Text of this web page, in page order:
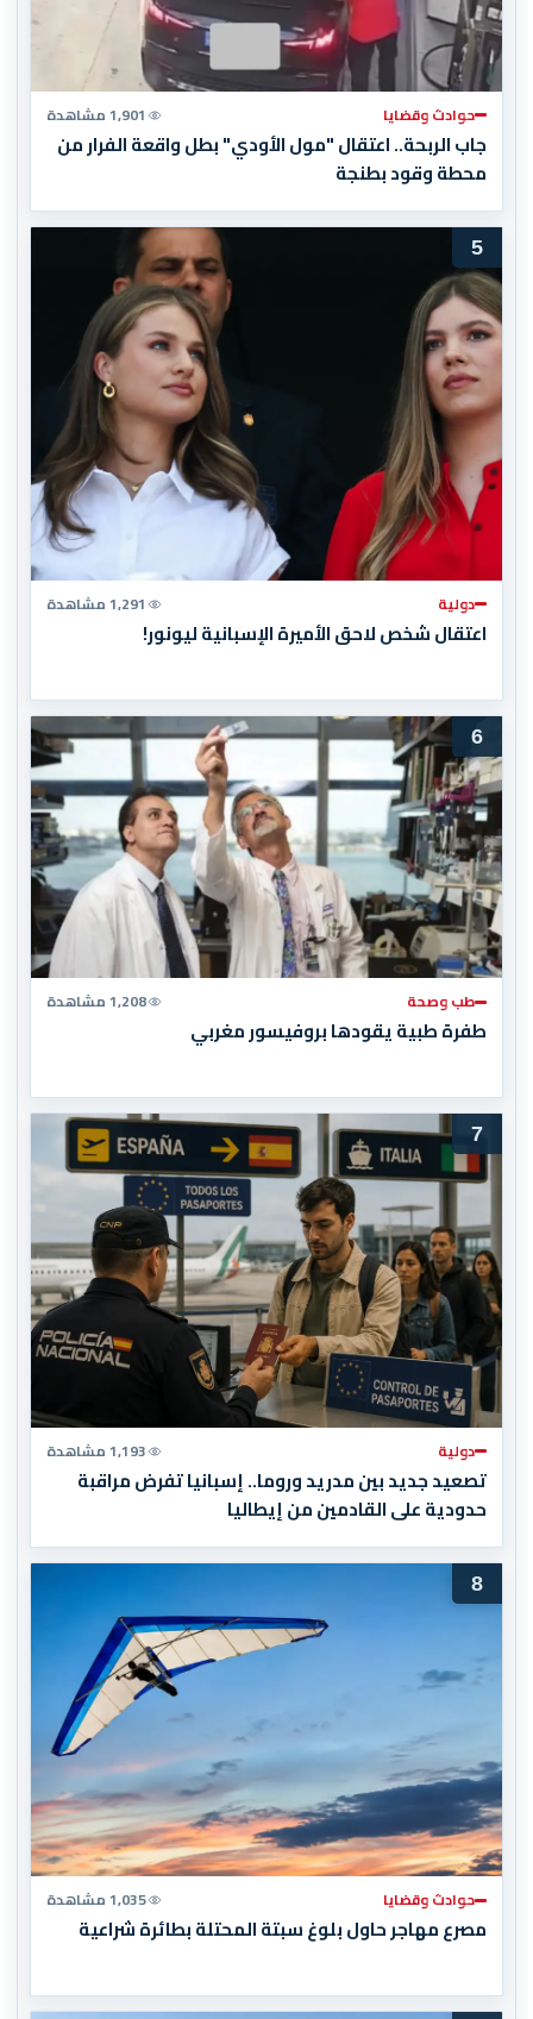
حوادث وقضايا 1,901 مشاهدة
جاب الربحة.. اعتقال "مول الأودي" بطل واقعة الفرار من
محطة وقود بطنجة
5
دولية 1,291 مشاهدة
اعتقال شخص لاحق الأميرة الإسبانية ليونور!
6
طب وصحة 1,208 مشاهدة
طفرة طبية يقودها بروفيسور مغربي
7
دولية 1,193 مشاهدة
تصعيد جديد بين مدريد وروما.. إسبانيا تفرض مراقبة
حدودية على القادمين من إيطاليا
8
حوادث وقضايا 1,035 مشاهدة
مصرع مهاجر حاول بلوغ سبتة المحتلة بطائرة شراعية